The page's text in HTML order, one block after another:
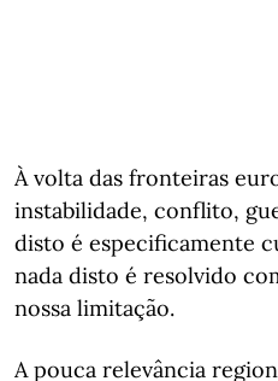
À volta das fronteiras
instabilidade, conflito,
disto é especificamente
nada disto é resolvido
nossa limitação.
A pouca relevância